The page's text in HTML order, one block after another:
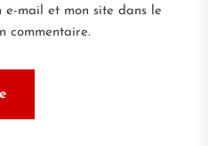
e-mail et mon site dans le
commentaire.